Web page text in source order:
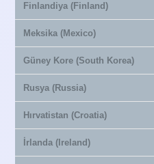
Finlandiya (Finland)
Meksika (Mexico)
Güney Kore (South Korea)
Rusya (Russia)
Hırvatistan (Croatia)
İrlanda (Ireland)